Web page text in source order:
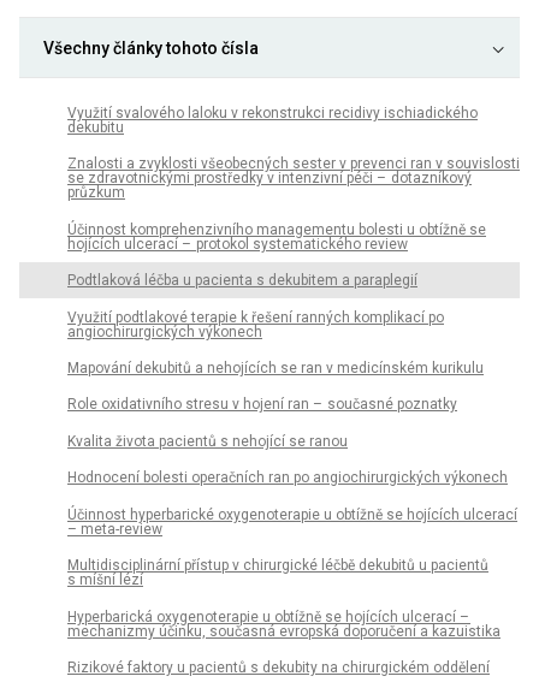
Všechny články tohoto čísla
Využití svalového laloku v rekonstrukci recidivy ischiadického
dekubitu
Znalosti a zvyklosti všeobecných sester v prevenci ran v souvislosti
se zdravotnickými prostředky v intenzivní péči – dotazníkový
průzkum
Účin­nost komprehenzivního managementu bolesti u obtížně se
hojících ulcerací – protokol systematického review
Podtlaková léčba u pa­cienta s dekubitem a paraplegií
Využití podtlakové terapie k řešení ranných komplikací po
angiochirurgických výkonech
Mapování dekubitů a nehojících se ran v medicínském kurikulu
Role oxidativního stresu v hojení ran – současné poznatky
Kvalita života pacientů s nehojící se ranou
Hodnocení bolesti operačních ran po angiochirurgických výkonech
Účinnost hyperbarické oxygenoterapie u obtížně se hojících ulcerací
– meta-review
Multidisciplinární přístup v chirurgické léčbě dekubitů u pa­cientů
s míšní lézí
Hyperbarická oxygenoterapie u obtížně se hojících ulcerací –
mechanizmy účinku, současná evropská doporučení a kazuistika
Rizikové faktory u pacientů s dekubity na chirurgickém oddělení